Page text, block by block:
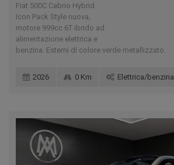
Fiat 500C Cabrio Hybrid
Icon Pack Style nuova,
motore 999cc 6T ibrido ad
alimentazione elettrica e
benzina. Esterni di colore verde metallizzato.
2026 0 Km Elettrica/benzina